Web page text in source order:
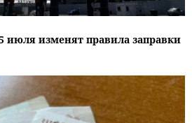
июля изменят правила заправки